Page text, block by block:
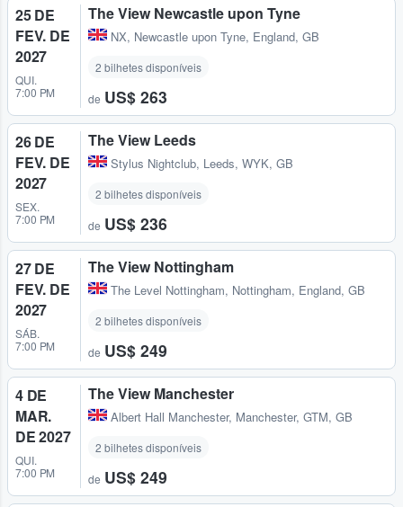
25 DE
FEV. DE
2027
QUI.
7:00 PM
The View Newcastle upon Tyne
NX, Newcastle upon Tyne, England, GB
2 bilhetes disponíveis
de US$ 263
26 DE
FEV. DE
2027
SEX.
7:00 PM
The View Leeds
Stylus Nightclub, Leeds, WYK, GB
2 bilhetes disponíveis
de US$ 236
27 DE
FEV. DE
2027
SÁB.
7:00 PM
The View Nottingham
The Level Nottingham, Nottingham, England, GB
2 bilhetes disponíveis
de US$ 249
4 DE
MAR.
DE 2027
QUI.
7:00 PM
The View Manchester
Albert Hall Manchester, Manchester, GTM, GB
2 bilhetes disponíveis
de US$ 249